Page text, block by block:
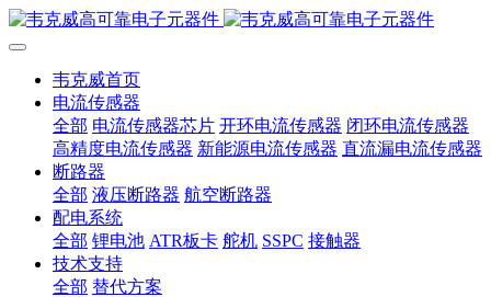
韦克威首页
电流传感器
全部 电流传感器芯片 开环电流传感器 闭环电流传感器
高精度电流传感器 新能源电流传感器 直流漏电流传感器
断路器
全部 液压断路器 航空断路器
配电系统
全部 锂电池 ATR板卡 舵机 SSPC 接触器
技术支持
全部 替代方案